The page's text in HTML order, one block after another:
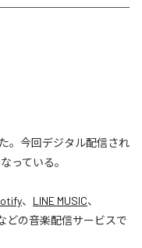
。今回デジタル配信され
っている。
、 LINE MUSIC、
どの音楽配信サービスで